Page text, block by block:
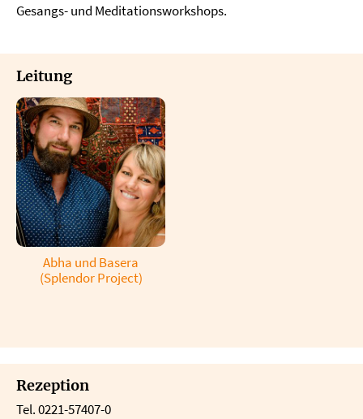
Gesangs- und Meditationsworkshops.
Leitung
Abha und Basera
(Splendor Project)
Rezeption
Tel. 0221-57407-0